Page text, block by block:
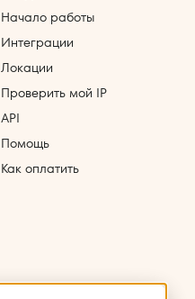
Начало работы
Интеграции
Локации
Проверить мой IP
API
Помощь
Как оплатить